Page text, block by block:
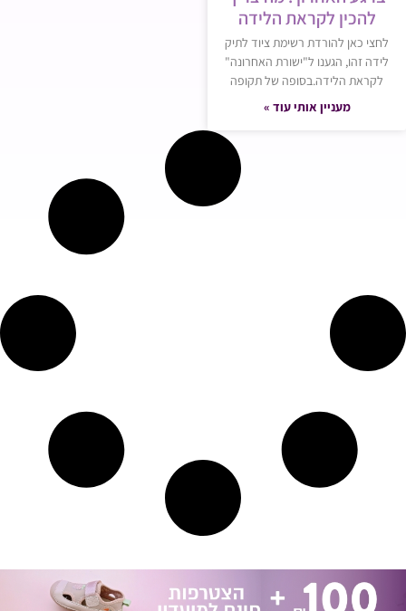
להכין לקראת הלידה
לחצי כאן להורדת רשימת ציוד לתיק
לידה זהו, הגענו ל"ישורת האחרונה"
לקראת הלידה.בסופה של תקופה
מעניין אותי עוד »